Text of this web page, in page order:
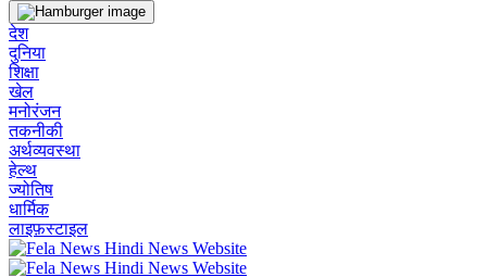
देश
दुनिया
शिक्षा
खेल
मनोरंजन
तकनीकी
अर्थव्यवस्था
हेल्थ
ज्योतिष
धार्मिक
लाइफ़स्टाइल